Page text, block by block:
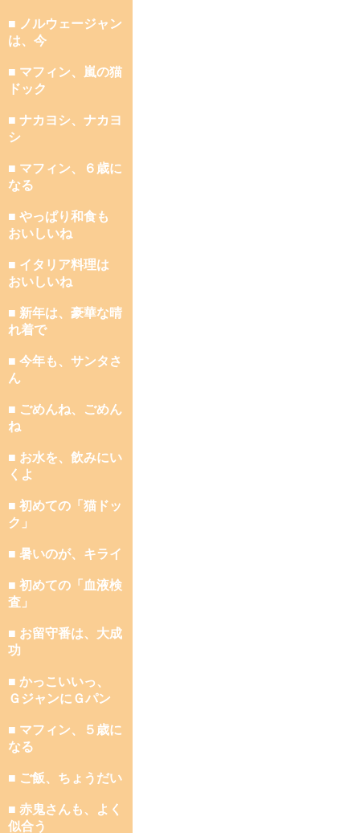
■ ノルウェージャン
は、今
■ マフィン、嵐の猫
ドック
■ ナカヨシ、ナカヨ
シ
■ マフィン、６歳に
なる
■ やっぱり和食も
おいしいね
■ イタリア料理は
おいしいね
■ 新年は、豪華な晴
れ着で
■ 今年も、サンタさ
ん
■ ごめんね、ごめん
ね
■ お水を、飲みにい
くよ
■ 初めての「猫ドッ
ク」
■ 暑いのが、キライ
■ 初めての「血液検
査」
■ お留守番は、大成
功
■ かっこいいっ、
ＧジャンにＧパン
■ マフィン、５歳に
なる
■ ご飯、ちょうだい
■ 赤鬼さんも、よく
似合う